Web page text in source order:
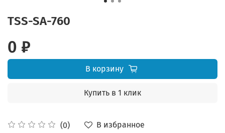
TSS-SA-760
(0)
В избранное
0 ₽
В корзину
Купить в 1 клик